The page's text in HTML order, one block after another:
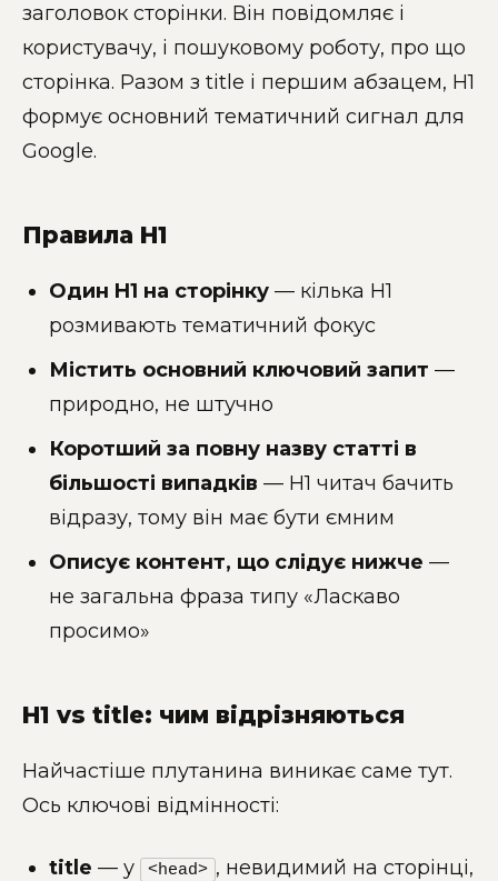
заголовок сторінки. Він повідомляє і
користувачу, і пошуковому роботу, про що
сторінка. Разом з title і першим абзацем, H1
формує основний тематичний сигнал для
Google.
Правила H1
Один H1 на сторінку — кілька H1
розмивають тематичний фокус
Містить основний ключовий запит —
природно, не штучно
Коротший за повну назву статті в
більшості випадків — H1 читач бачить
відразу, тому він має бути ємним
Описує контент, що слідує нижче —
не загальна фраза типу «Ласкаво
просимо»
H1 vs title: чим відрізняються
Найчастіше плутанина виникає саме тут.
Ось ключові відмінності:
title — у <head> , невидимий на сторінці,